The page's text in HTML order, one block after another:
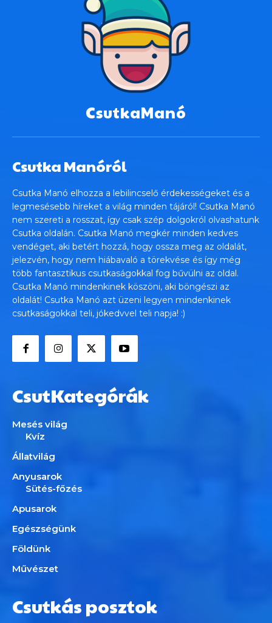
CsutkaManó
Csutka Manóról
Csutka Manó elhozza a lebilincselő érdekességeket és a
legmesésebb híreket a világ minden tájáról! Csutka Manó
nem szereti a rosszat, így csak szép dolgokról olvashatunk
Csutka oldalán. Csutka Manó megkér minden kedves
vendéget, aki betért hozzá, hogy ossza meg az oldalát,
jelezvén, hogy nem hiábavaló a törekvése és így még
több fantasztikus csutkaságokkal fog bűvülni az oldal.
Csutka Manó mindenkinek köszöni, aki böngészi az
oldalát! Csutka Manó azt üzeni legyen mindenkinek
csutkaságokkal teli, jókedvvel teli napja! :)
CsutKategórák
Mesés világ
Kvíz
Állatvilág
Anyusarok
Sütés-főzés
Apusarok
Egészségünk
Földünk
Művészet
Csutkás posztok